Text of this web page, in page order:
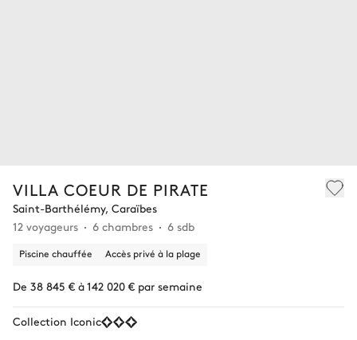
VILLA COEUR DE PIRATE
Saint-Barthélémy, Caraïbes
12 voyageurs
6 chambres 6 sdb
Piscine chauffée Accès privé à la plage
De 38 845 € à 142 020 € par semaine
Collection Iconic